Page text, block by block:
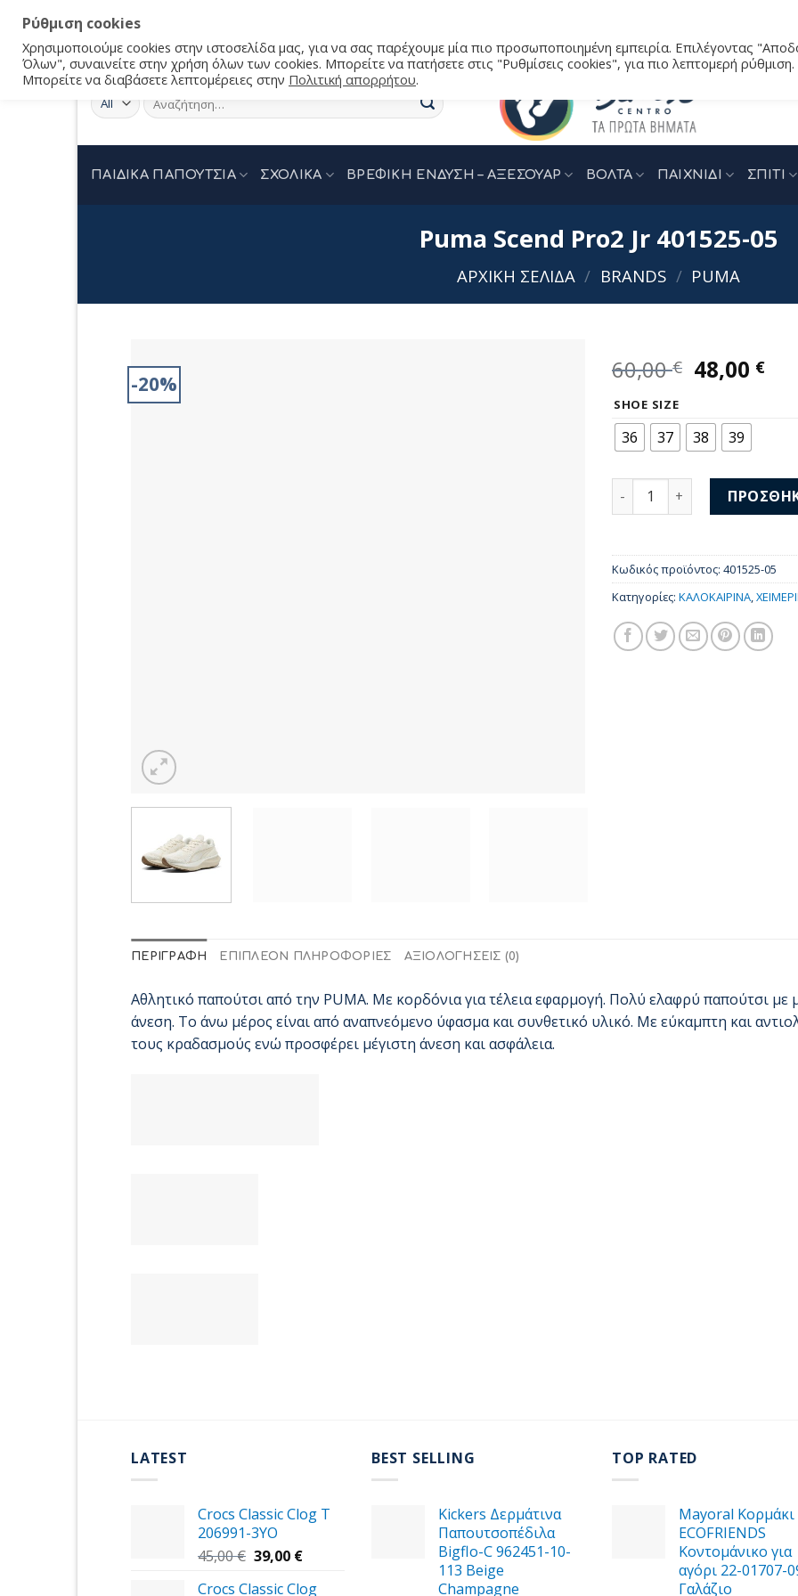
Αναζήτηση
για:
ΠΑΙΔΙΚΑ ΠΑΠΟΥΤΣΙΑ ΣΧΟΛΙΚΑ ΒΡΕΦΙΚΗ ΕΝΔΥΣΗ – ΑΞΕΣΟΥΑΡ ΒΟΛΤΑ ΠΑΙΧΝΙΔΙ ΣΠΙΤΙ
Puma Scend Pro2 Jr 401525-05
ΑΡΧΙΚΉ ΣΕΛΊΔΑ / BRANDS / PUMA
-20% 60,00€ Original
price
60,00 €.
48,00 €Η
SHOE SIZE
36 37 38 39
Puma Scend Pro2 Jr
Κωδικός προϊόντος: 401525-05
Κατηγορίες: ΚΑΛΟΚΑΙΡΙΝΑ,
ΠΕΡΙΓΡΑΦΉ ΕΠΙΠΛΈΟΝ ΠΛΗΡΟΦΟΡΊΕΣ ΑΞΙΟΛΟΓΉΣΕΙΣ (0)
Αθλητικό παπούτσι από την PUMA. Με κορδόνια για τέλεια εφαρμογή. Πολύ ελαφρύ παπούτσι
άνεση. Το άνω μέρος είναι από αναπνεόμενο ύφασμα και συνθετικό υλικό. Με εύκαμπτη και
τους κραδασμούς ενώ προσφέρει μέγιστη άνεση και ασφάλεια.
LATEST
Crocs Classic Clog T
206991-3YΟ
45,00€ Original
was:
39,00 €Η
τιμή
Crocs Classic Clog
BEST SELLING
Kickers Δερμάτινα
Παπουτσοπέδιλα
Bigflo-C 962451-10-
113 Beige
Champagne
TOP RATED
Mayoral Κορμάκι
ECOFRIENDS
Κοντομάνικο για
αγόρι 22-01707-
Γαλάζιο
Ρύθμιση cookies
Χρησιμοποιούμε cookies στην ιστοσελίδα μας, για να σας παρέχουμε μία πιο προσωποποιημένη εμπειρία. Επιλέγοντας
Όλων", συναινείτε στην χρήση όλων των cookies. Μπορείτε να πατήσετε στις "Ρυθμίσεις cookies", για πιο λεπτομερή ρύθμιση.
Μπορείτε να διαβάσετε λεπτομέρειες στην Πολιτική απορρήτου.